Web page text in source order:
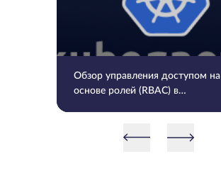
Обзор управления доступом на
основе ролей (RBAC) в